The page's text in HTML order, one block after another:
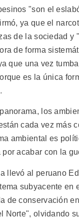
"son el
ya que el
de la sociedad y
de forma
que una vez
es la única
los
cada vez más
ambiental es
acabar con la
llevó al peruano
subyacente en
de conservación
Norte", olvidando